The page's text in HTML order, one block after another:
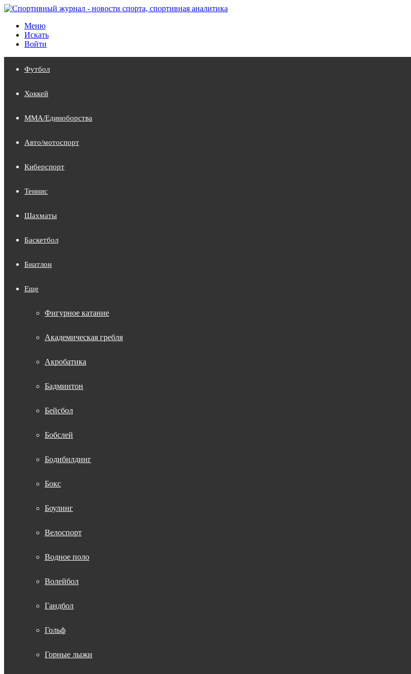
Меню
Искать
Войти
Футбол
Хоккей
MMA/Единоборства
Авто/мотоспорт
Киберспорт
Теннис
Шахматы
Баскетбол
Биатлон
Еще
Фигурное катание
Академическая гребля
Акробатика
Бадминтон
Бейсбол
Бобслей
Бодибилдинг
Бокс
Боулинг
Велоспорт
Водное поло
Волейбол
Гандбол
Гольф
Горные лыжи